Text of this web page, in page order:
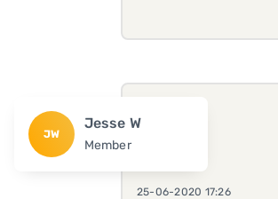
JW
Jesse W
Member
25-06-2020 17:26